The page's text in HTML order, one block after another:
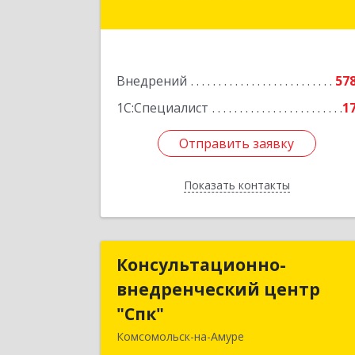
Внедрений
1С:Специалист
Отправить заявку
Показать контакты
Отправить заявку
Назад
Консультационно-
внедренческий центр
"Спк"
Комсомольск-на-Амуре
Консультационно-
внедренческий центр